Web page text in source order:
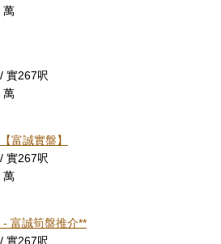
萬
實267呎
萬
富誠實盤】
實267呎
萬
- 富誠筍盤推介**
實267呎